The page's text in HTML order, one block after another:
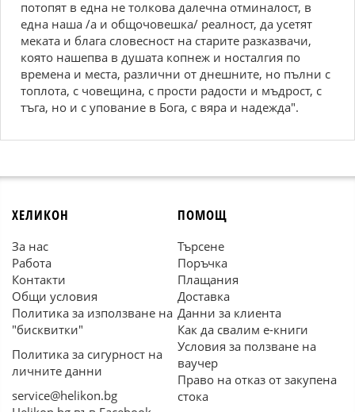
потопят в една не толкова далечна отминалост, в
една наша /а и общочовешка/ реалност, да усетят
меката и блага словесност на старите разказвачи,
която нашепва в душата копнеж и носталгия по
времена и места, различни от днешните, но пълни с
топлота, с човещина, с прости радости и мъдрост, с
тъга, но и с упование в Бога, с вяра и надежда".
ХЕЛИКОН
За нас
Работа
Контакти
Общи условия
Политика за използване на
"бисквитки"
Политика за сигурност на
личните данни
service@helikon.bg
ПОМОЩ
Търсене
Поръчка
Плащания
Доставка
Данни за клиента
Как да свалим е-книги
Условия за ползване на
ваучер
Право на отказ от закупена
стока